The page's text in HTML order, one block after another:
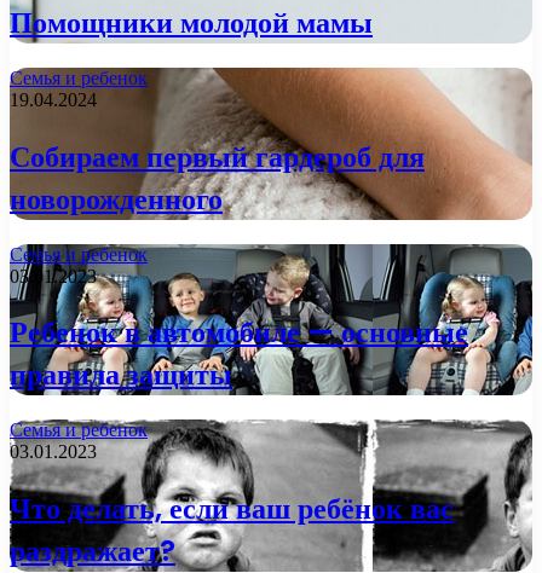
Помощники молодой мамы
Семья и ребенок
19.04.2024
Собираем первый гардероб для
новорожденного
Семья и ребенок
03.01.2023
Ребенок в автомобиле — основные
правила защиты
Семья и ребенок
03.01.2023
Что делать, если ваш ребёнок вас
раздражает?